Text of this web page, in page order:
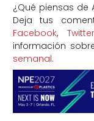
¿Qué piensas de
Deja tus
Facebook,Twitter
información
semanal.